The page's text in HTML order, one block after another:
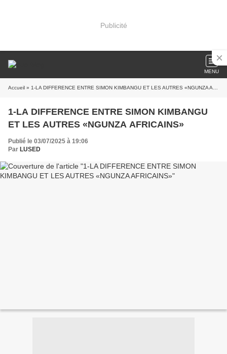
Publicité
MENU
Accueil » 1-LA DIFFERENCE ENTRE SIMON KIMBANGU ET LES AUTRES «NGUNZA AFRICAINS»
1-LA DIFFERENCE ENTRE SIMON KIMBANGU
ET LES AUTRES «NGUNZA AFRICAINS»
Publié le 03/07/2025 à 19:06
Par LUSED